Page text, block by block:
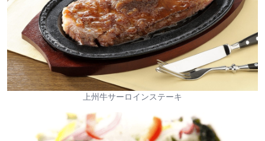
上州牛サーロインステーキ